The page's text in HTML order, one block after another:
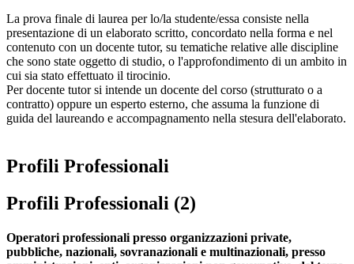
La prova finale di laurea per lo/la studente/essa consiste nella
presentazione di un elaborato scritto, concordato nella forma e nel
contenuto con un docente tutor, su tematiche relative alle discipline
che sono state oggetto di studio, o l'approfondimento di un ambito in
cui sia stato effettuato il tirocinio.
Per docente tutor si intende un docente del corso (strutturato o a
contratto) oppure un esperto esterno, che assuma la funzione di
guida del laureando e accompagnamento nella stesura dell'elaborato.
Profili Professionali
Profili Professionali (2)
Operatori professionali presso organizzazioni private,
pubbliche, nazionali, sovranazionali e multinazionali, presso